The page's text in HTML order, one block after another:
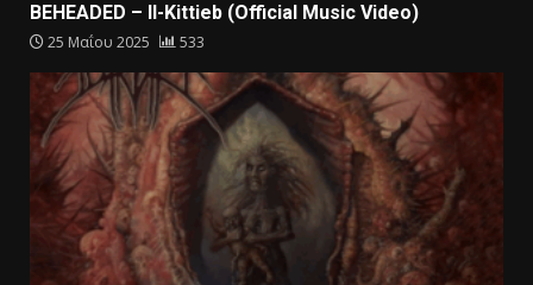
BEHEADED – Il-Kittieb (Official Music Video)
25 Μαΐου 2025 533